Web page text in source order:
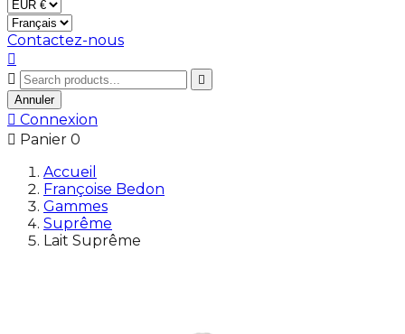
Contactez-nous



Annuler
 Connexion
 Panier 0
Accueil
Françoise Bedon
Gammes
Suprême
Lait Suprême